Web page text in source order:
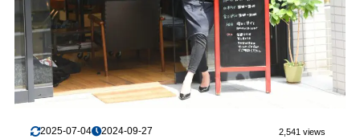
2025-07-04 2024-09-27 2,541 views